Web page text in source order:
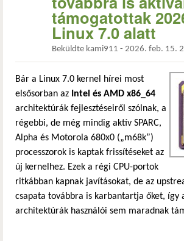
támogatottak
Linux 7.0 alatt
Beküldte kami911 - 2026. feb. 15.
Bár a Linux 7.0 kernel hírei most
elsősorban az Intel és AMD x86_64
architektúrák fejlesztéseiről szólnak, a
régebbi, de még mindig aktív SPARC,
Alpha és Motorola 680x0 („m68k”)
processzorok is kaptak frissítéseket az
új kernelhez. Ezek a régi CPU-portok
ritkábban kapnak javításokat, de az
csapata továbbra is karbantartja őket, így
architektúrák használói sem maradnak